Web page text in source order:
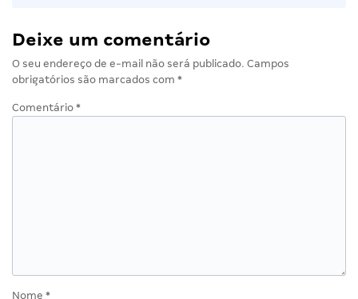
Deixe um comentário
O seu endereço de e-mail não será publicado. Campos
obrigatórios são marcados com *
Comentário *
Nome *